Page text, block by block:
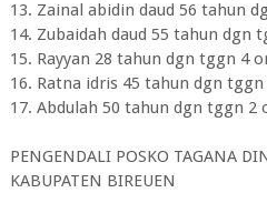
13. Zainal abidin daud 56 tahun
14. Zubaidah daud 55 tahun dgn
15. Rayyan 28 tahun dgn tggn 4
16. Ratna idris 45 tahun dgn
17. Abdulah 50 tahun dgn tggn 2
PENGENDALI POSKO TAGANA
KABUPATEN BIREUEN